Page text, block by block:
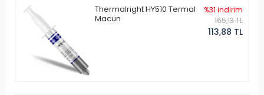
Thermalright HY510 Termal
Macun
%31 indirim
165,13 TL
113,88 TL